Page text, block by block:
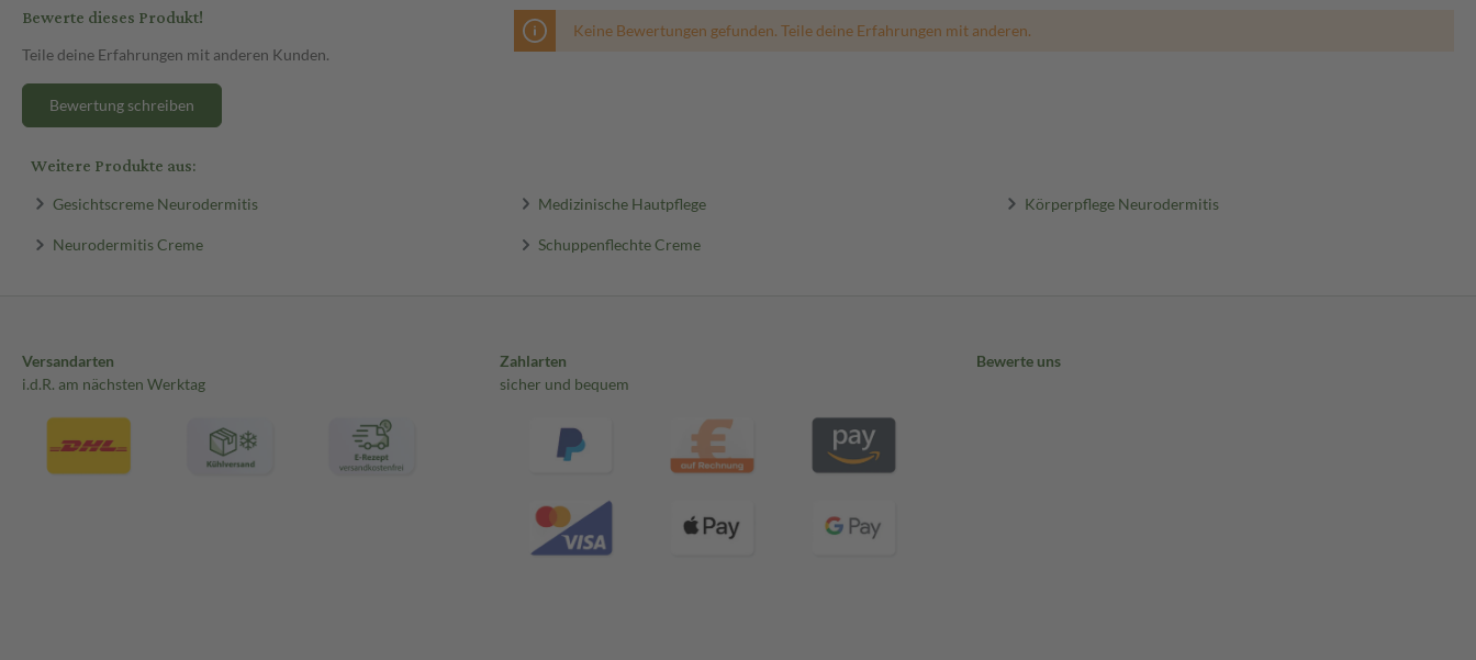
Bewerte dieses Produkt!
Teile deine Erfahrungen mit anderen Kunden.
Bewertung schreiben
Keine Bewertungen gefunden. Teile deine Erfahrungen mit anderen.
Weitere Produkte aus:
Gesichtscreme Neurodermitis Medizinische Hautpflege Körperpflege Neurodermitis
Neurodermitis Creme Schuppenflechte Creme
Versandarten
i.d.R. am nächsten Werktag
Zahlarten
sicher und bequem
Bewerte uns